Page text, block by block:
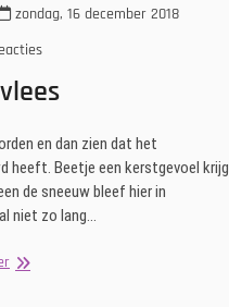
zondag, 16 december 2018
en dan zien dat het
heeft. Beetje een kerstgevoel krijg
de sneeuw bleef hier in
niet zo lang…
Stoofvlees